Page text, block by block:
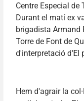
Centre Especial de
Durant el matí ex
brigadista Armand
Torre de Font de
d'interpretació d'El
Hem d'agrair la